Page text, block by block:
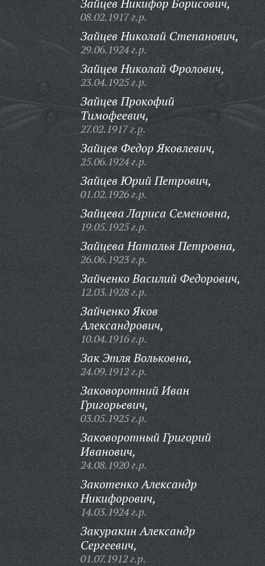
Зайцев Никифор Борисович,
08.02.1917 г.р.
Зайцев Николай Степанович,
29.06.1924 г.р.
Зайцев Николай Фролович,
23.04.1925 г.р.
Зайцев Прокофий
Тимофеевич,
27.02.1917 г.р.
Зайцев Федор Яковлевич,
25.06.1924 г.р.
Зайцев Юрий Петрович,
01.02.1926 г.р.
Зайцева Лариса Семеновна,
19.05.1925 г.р.
Зайцева Наталья Петровна,
26.06.1923 г.р.
Зайченко Василий Федорович,
12.03.1928 г.р.
Зайченко Яков
Александрович,
10.04.1916 г.р.
Зак Этля Вольковна,
24.09.1912 г.р.
Заковоротний Иван
Григорьевич,
03.05.1925 г.р.
Заковоротный Григорий
Иванович,
24.08.1920 г.р.
Закотенко Александр
Никифорович,
14.03.1924 г.р.
Закуракин Александр
Сергеевич,
01.07.1912 г.р.